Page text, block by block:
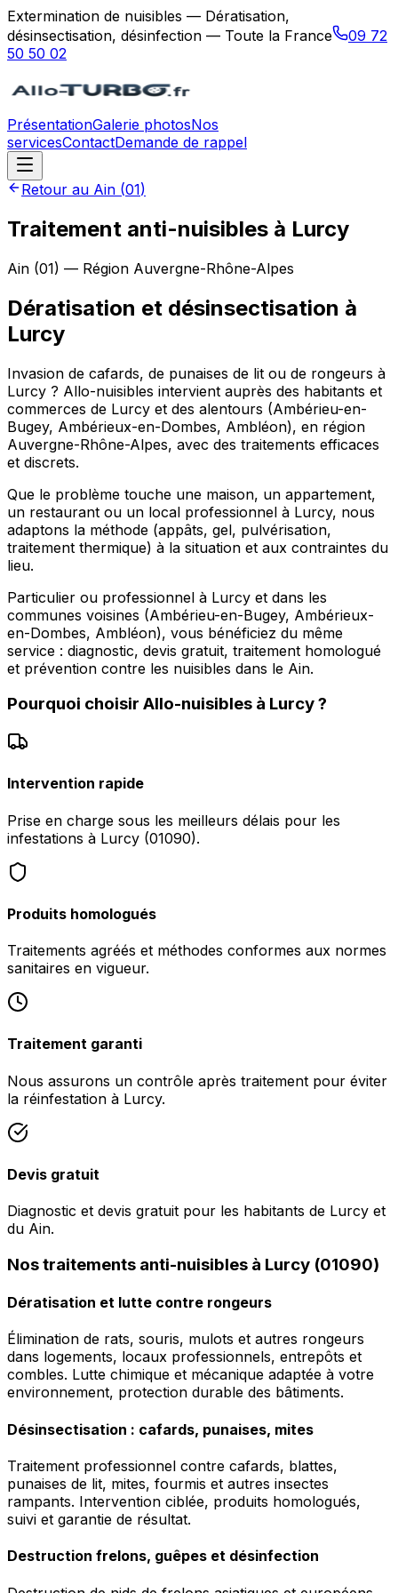
Extermination de nuisibles — Dératisation,
désinsectisation, désinfection — Toute la France
09 72
50 50 02
PrésentationGalerie photosNos
servicesContactDemande de rappel
Retour au Ain (01)
Traitement anti-nuisibles à Lurcy
Ain (01) — Région Auvergne-Rhône-Alpes
Dératisation et désinsectisation à
Lurcy
Invasion de cafards, de punaises de lit ou de rongeurs à
Lurcy ? Allo-nuisibles intervient auprès des habitants et
commerces de Lurcy et des alentours (Ambérieu-en-
Bugey, Ambérieux-en-Dombes, Ambléon), en région
Auvergne-Rhône-Alpes, avec des traitements efficaces
et discrets.
Que le problème touche une maison, un appartement,
un restaurant ou un local professionnel à Lurcy, nous
adaptons la méthode (appâts, gel, pulvérisation,
traitement thermique) à la situation et aux contraintes du
lieu.
Particulier ou professionnel à Lurcy et dans les
communes voisines (Ambérieu-en-Bugey, Ambérieux-
en-Dombes, Ambléon), vous bénéficiez du même
service : diagnostic, devis gratuit, traitement homologué
et prévention contre les nuisibles dans le Ain.
Pourquoi choisir Allo-nuisibles à Lurcy?
Intervention rapide
Prise en charge sous les meilleurs délais pour les
infestations à Lurcy (01090).
Produits homologués
Traitements agréés et méthodes conformes aux normes
sanitaires en vigueur.
Traitement garanti
Nous assurons un contrôle après traitement pour éviter
la réinfestation à Lurcy.
Devis gratuit
Diagnostic et devis gratuit pour les habitants de Lurcy et
du Ain.
Nos traitements anti-nuisibles à Lurcy (01090)
Dératisation et lutte contre rongeurs
Élimination de rats, souris, mulots et autres rongeurs
dans logements, locaux professionnels, entrepôts et
combles. Lutte chimique et mécanique adaptée à votre
environnement, protection durable des bâtiments.
Désinsectisation : cafards, punaises, mites
Traitement professionnel contre cafards, blattes,
punaises de lit, mites, fourmis et autres insectes
rampants. Intervention ciblée, produits homologués,
suivi et garantie de résultat.
Destruction frelons, guêpes et désinfection